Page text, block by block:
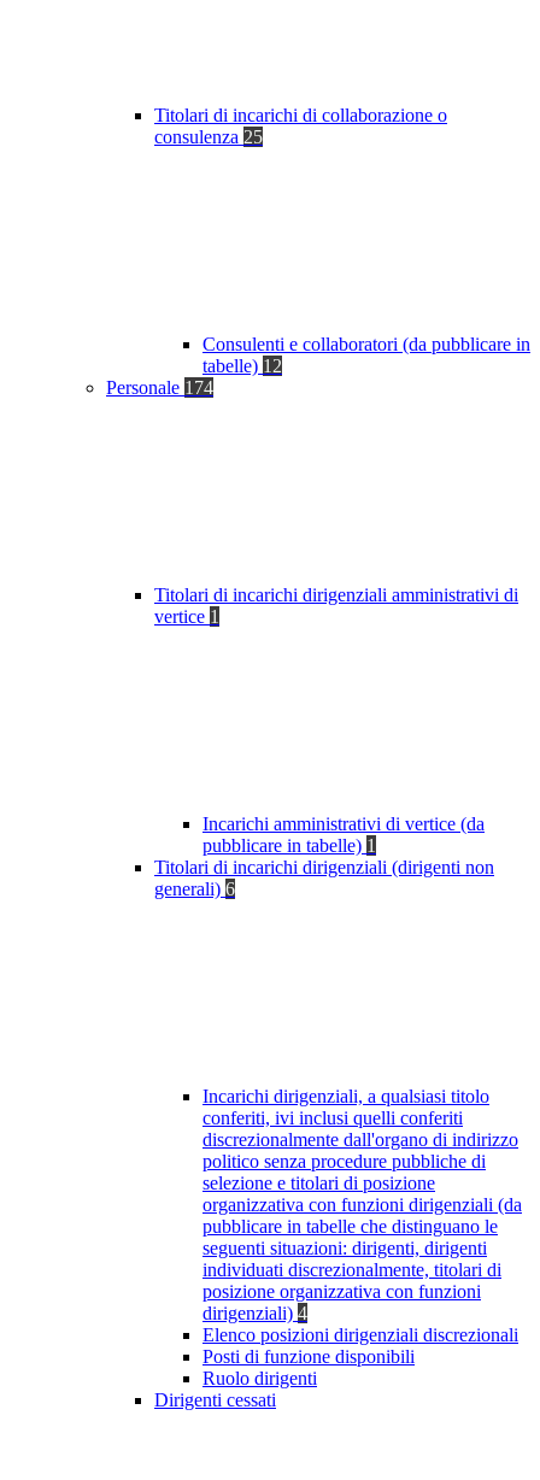
Titolari di incarichi di collaborazione o
consulenza 25
Consulenti e collaboratori (da pubblicare in
tabelle) 12
Personale 174
Titolari di incarichi dirigenziali amministrativi di
vertice 1
Incarichi amministrativi di vertice (da
pubblicare in tabelle) 1
Titolari di incarichi dirigenziali (dirigenti non
generali) 6
Incarichi dirigenziali, a qualsiasi titolo
conferiti, ivi inclusi quelli conferiti
discrezionalmente dall'organo di indirizzo
politico senza procedure pubbliche di
selezione e titolari di posizione
organizzativa con funzioni dirigenziali (da
pubblicare in tabelle che distinguano le
seguenti situazioni: dirigenti, dirigenti
individuati discrezionalmente, titolari di
posizione organizzativa con funzioni
dirigenziali) 4
Elenco posizioni dirigenziali discrezionali
Posti di funzione disponibili
Ruolo dirigenti
Dirigenti cessati